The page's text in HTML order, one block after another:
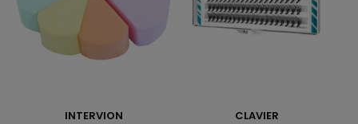
INTERVION CLAVIER